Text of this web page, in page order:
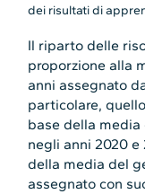
dei risultati di
Il riparto delle
proporzione alla
anni assegnato
particolare,
base della
negli anni 2020 e
della media del
assegnato con